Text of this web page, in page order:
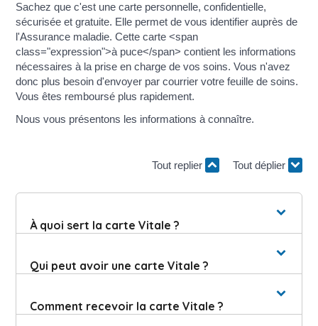
Sachez que c'est une carte personnelle, confidentielle,
sécurisée et gratuite. Elle permet de vous identifier auprès de
l'Assurance maladie. Cette carte <span
class="expression">à puce</span> contient les informations
nécessaires à la prise en charge de vos soins. Vous n'avez
donc plus besoin d'envoyer par courrier votre feuille de soins.
Vous êtes remboursé plus rapidement.
Nous vous présentons les informations à connaître.
Tout replier Tout déplier
À quoi sert la carte Vitale ?
Qui peut avoir une carte Vitale ?
Comment recevoir la carte Vitale ?